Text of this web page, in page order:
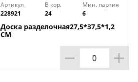
Артикул
228921
В кор.
24
Мин. партия
6
Доска разделочная27,5*37,5*1,2
СМ